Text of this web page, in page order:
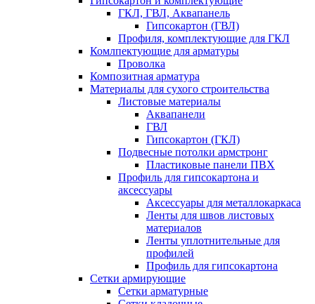
ГКЛ, ГВЛ, Аквапанель
Гипсокартон (ГВЛ)
Профиля, комплектующие для ГКЛ
Комлпектующие для арматуры
Проволка
Композитная арматура
Материалы для сухого строительства
Листовые материалы
Аквапанели
ГВЛ
Гипсокартон (ГКЛ)
Подвесные потолки армстронг
Пластиковые панели ПВХ
Профиль для гипсокартона и
аксессуары
Аксессуары для металлокаркаса
Ленты для швов листовых
материалов
Ленты уплотнительные для
профилей
Профиль для гипсокартона
Сетки армирующие
Сетки арматурные